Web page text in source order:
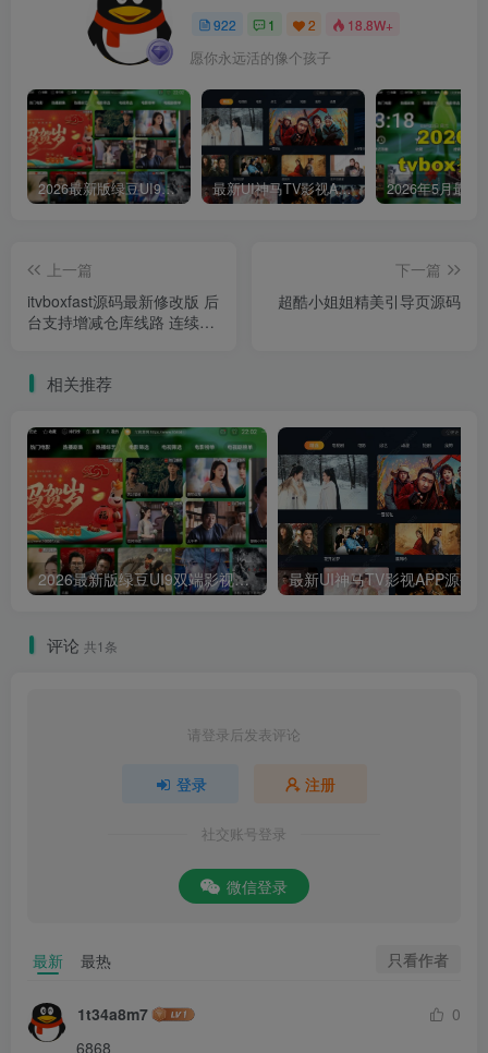
922 1 2 18.8W+
愿你永远活的像个孩子
2026最新版绿豆UI9双端影视APP源码 最新UI神马TV影视APP源码 乐檬影视苹果CMS后台 包含前后端源码
上一篇
itvboxfast源码最新修改版 后
台支持增减仓库线路 连续签
下一篇
超酷小姐姐精美引导页源码
相关推荐
2026最新版绿豆UI9双端影视APP源码
评论 共1条
请登录后发表评论
登录 注册
社交账号登录
微信登录
最新 最热 只看作者
1t34a8m7
0
6868